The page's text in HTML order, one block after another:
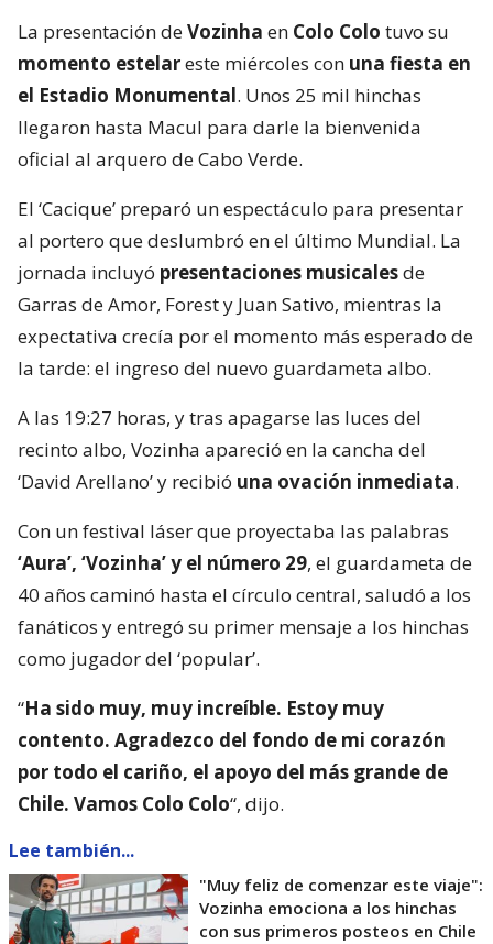
La presentación deVozinha en Colo Colo tuvo su
momento estelareste miércoles con una fiesta en
el Estadio Monumental. Unos 25 mil hinchas
llegaron hasta Macul para darle la bienvenida
oficial al arquero de Cabo Verde.
El ‘Cacique’ preparó un espectáculo para presentar
al portero que deslumbró en el último Mundial. La
jornada incluyó presentaciones musicalesde
Garras de Amor, Forest y Juan Sativo, mientras la
expectativa crecía por el momento más esperado de
la tarde: el ingreso del nuevo guardameta albo.
A las 19:27 horas, y tras apagarse las luces del
recinto albo, Vozinha apareció en la cancha del
‘David Arellano’ y recibió una ovación inmediata.
Con un festival láser que proyectaba las palabras
‘Aura’, ‘Vozinha’ y el número 29, el guardameta de
40 años caminó hasta el círculo central, saludó a los
fanáticos y entregó su primer mensaje a los hinchas
como jugador del ‘popular’.
“Ha sido muy, muy increíble. Estoy muy
contento. Agradezco del fondo de mi corazón
por todo el cariño, el apoyo del más grande de
Chile. Vamos Colo Colo“, dijo.
Lee también...
"Muy feliz de comenzar este viaje":
Vozinha emociona a los hinchas
con sus primeros posteos en Chile